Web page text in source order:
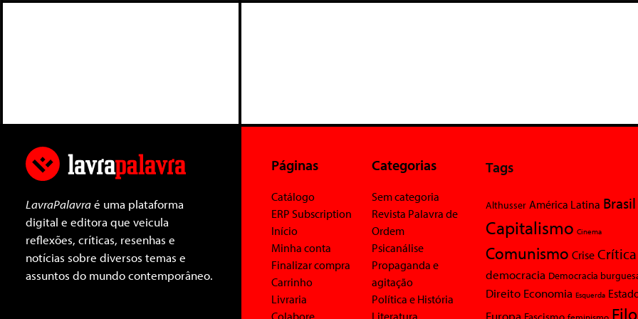
LavraPalavraé uma plataforma
digital e editora que veicula
reflexões, críticas, resenhas e
notícias sobre diversos temas e
assuntos do mundo contemporâneo.
Páginas
Catálogo
ERP Subscription
Início
Minha conta
Finalizar compra
Carrinho
Livraria
Categorias
Sem categoria
Revista Palavra de
Ordem
Psicanálise
Propaganda e
agitação
Política e História
Tags
Althusser América Latina Brasil
Capitalismo Cinema
Comunismo Crise Crítica
democracia Democracia
Direito Economia Esquerda
Europa